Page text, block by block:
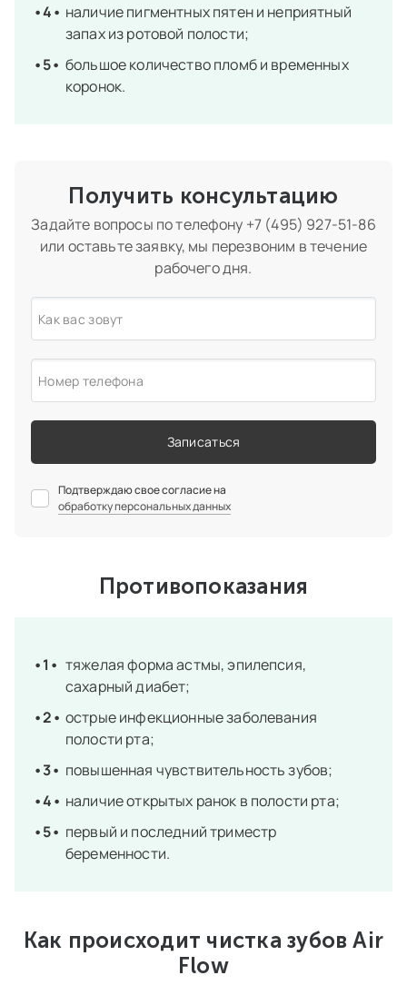
наличие пигментных пятен и неприятный
запах из ротовой полости;
большое количество пломб и временных
коронок.
Получить консультацию
Задайте вопросы по телефону +7 (495) 927-51-86
или оставьте заявку, мы перезвоним в течение
рабочего дня.
Как вас зовут
Номер телефона
Записаться
Подтверждаю свое согласие на
обработку персональных данных
Противопоказания
тяжелая форма астмы, эпилепсия,
сахарный диабет;
острые инфекционные заболевания
полости рта;
повышенная чувствительность зубов;
наличие открытых ранок в полости рта;
первый и последний триместр
беременности.
Как происходит чистка зубов Air
Flow